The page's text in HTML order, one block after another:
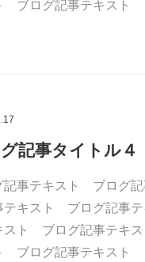
ブログ記事テキスト
記事タイトル４
記事テキスト ブログ
テキスト ブログ記事
スト ブログ記事テキ
ブログ記事テキスト